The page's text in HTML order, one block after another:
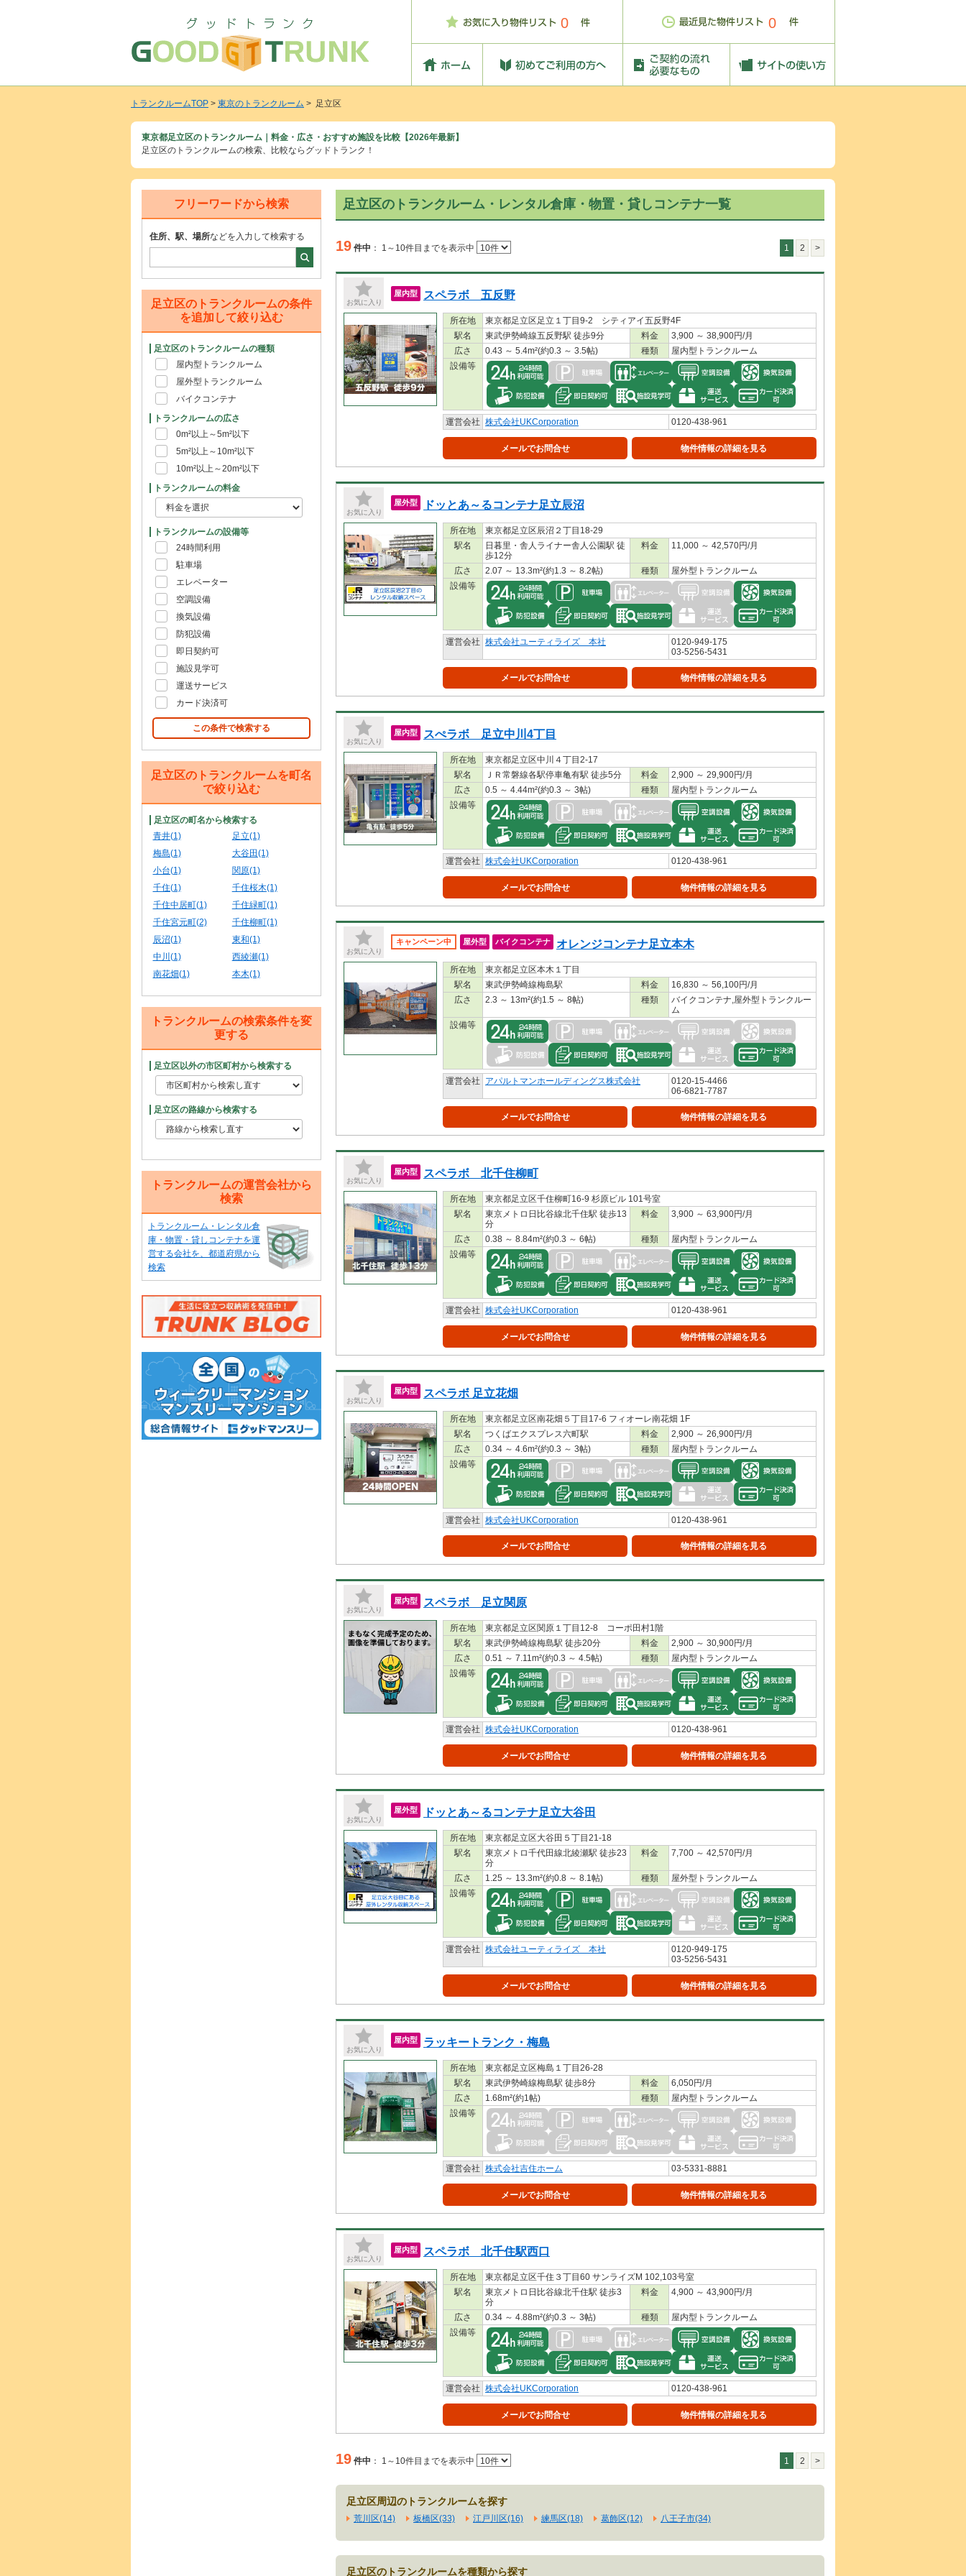
0 0
トランクルームTOP > 東京のトランクルーム > 足立区
東京都足立区のトランクルーム｜料金・広さ・おすすめ施設を比較【2026年最新】
足立区のトランクルームの検索、比較ならグッドトランク！
足立区のトランクルーム・レンタル倉庫・物置・貸しコンテナ一覧
19 件中 ： 1～10件目までを表示中 1 2 >
お気に入り
屋内型 スペラボ 五反野
所在地
東京都足立区足立１丁目9-2 シティアイ五反野4F
駅名
東武伊勢崎線五反野駅 徒歩9分 料金
3,900 ～ 38,900円/月
広さ
0.43 ～ 5.4m²(約0.3 ～ 3.5帖) 種類
屋内型トランクルーム
設備等
運営会社 株式会社UKCorporation 0120-438-961
メールでお問合せ 物件情報の詳細を見る
お気に入り
屋外型 ドッとあ～るコンテナ足立辰沼
所在地
東京都足立区辰沼２丁目18-29
駅名
日暮里・舎人ライナー舎人公園駅 徒
歩12分
料金 11,000 ～ 42,570円/月
広さ 2.07 ～ 13.3m²(約1.3 ～ 8.2帖) 種類
屋外型トランクルーム
設備等
運営会社 株式会社ユーティライズ 本社
0120-949-175
03-5256-5431
メールでお問合せ 物件情報の詳細を見る
お気に入り
屋内型 スぺラボ 足立中川4丁目
所在地
東京都足立区中川４丁目2-17
駅名
ＪＲ常磐線各駅停車亀有駅 徒歩5分 料金
2,900 ～ 29,900円/月
広さ
0.5 ～ 4.44m²(約0.3 ～ 3帖) 種類
屋内型トランクルーム
設備等
運営会社 株式会社UKCorporation 0120-438-961
メールでお問合せ 物件情報の詳細を見る
お気に入り
キャンペーン中 屋外型 バイクコンテナ オレンジコンテナ足立本木
所在地
東京都足立区本木１丁目
駅名
東武伊勢崎線梅島駅 料金
16,830 ～ 56,100円/月
広さ
2.3 ～ 13m²(約1.5 ～ 8帖) 種類
バイクコンテナ,屋外型トランクルー
ム
設備等
運営会社 アパルトマンホールディングス株式会社
0120-15-4466
06-6821-7787
メールでお問合せ 物件情報の詳細を見る
お気に入り
屋内型 スペラボ 北千住柳町
所在地
東京都足立区千住柳町16-9 杉原ビル 101号室
駅名
東京メトロ日比谷線北千住駅 徒歩13
分
料金 3,900 ～ 63,900円/月
広さ 0.38 ～ 8.84m²(約0.3 ～ 6帖) 種類
屋内型トランクルーム
設備等
運営会社 株式会社UKCorporation 0120-438-961
メールでお問合せ 物件情報の詳細を見る
お気に入り
屋内型 スペラボ 足立花畑
所在地
東京都足立区南花畑５丁目17-6 フィオーレ南花畑 1F
駅名
つくばエクスプレス六町駅 料金
2,900 ～ 26,900円/月
広さ
0.34 ～ 4.6m²(約0.3 ～ 3帖) 種類
屋内型トランクルーム
設備等
運営会社 株式会社UKCorporation 0120-438-961
メールでお問合せ 物件情報の詳細を見る
お気に入り
屋内型 スペラボ 足立関原
所在地
東京都足立区関原１丁目12-8 コーポ田村1階
駅名
東武伊勢崎線梅島駅 徒歩20分 料金
2,900 ～ 30,900円/月
広さ
0.51 ～ 7.11m²(約0.3 ～ 4.5帖) 種類
屋内型トランクルーム
設備等
運営会社 株式会社UKCorporation 0120-438-961
メールでお問合せ 物件情報の詳細を見る
お気に入り
屋外型 ドッとあ～るコンテナ足立大谷田
所在地
東京都足立区大谷田５丁目21-18
駅名
東京メトロ千代田線北綾瀬駅 徒歩23
分
料金 7,700 ～ 42,570円/月
広さ 1.25 ～ 13.3m²(約0.8 ～ 8.1帖) 種類
屋外型トランクルーム
設備等
運営会社 株式会社ユーティライズ 本社
0120-949-175
03-5256-5431
メールでお問合せ 物件情報の詳細を見る
お気に入り
屋内型 ラッキートランク・梅島
所在地
東京都足立区梅島１丁目26-28
駅名
東武伊勢崎線梅島駅 徒歩8分 料金
6,050円/月
広さ
1.68m²(約1帖) 種類
屋内型トランクルーム
設備等
運営会社 株式会社吉住ホーム 03-5331-8881
メールでお問合せ 物件情報の詳細を見る
お気に入り
屋内型 スペラボ 北千住駅西口
所在地
東京都足立区千住３丁目60 サンライズM 102,103号室
駅名
東京メトロ日比谷線北千住駅 徒歩3
分
料金 4,900 ～ 43,900円/月
広さ 0.34 ～ 4.88m²(約0.3 ～ 3帖) 種類
屋内型トランクルーム
設備等
運営会社 株式会社UKCorporation 0120-438-961
メールでお問合せ 物件情報の詳細を見る
19 件中 ： 1～10件目までを表示中 1 2 >
足立区周辺のトランクルームを探す
荒川区(14) 板橋区(33) 江戸川区(16) 練馬区(18) 葛飾区(12) 八王子市(34)
足立区のトランクルームを種類から探す
フリーワードから検索
住所、駅、場所などを入力して検索する
足立区のトランクルームの条件
を追加して絞り込む
足立区のトランクルームの種類
屋内型トランクルーム
屋外型トランクルーム
バイクコンテナ
トランクルームの広さ
0m²以上～5m²以下
5m²以上～10m²以下
10m²以上～20m²以下
トランクルームの料金
トランクルームの設備等
24時間利用
駐車場
エレベーター
空調設備
換気設備
防犯設備
即日契約可
施設見学可
運送サービス
カード決済可
この条件で検索する
足立区のトランクルームを町名
で絞り込む
足立区の町名から検索する
青井(1)
足立(1)
梅島(1)
大谷田(1)
小台(1)
関原(1)
千住(1)
千住桜木(1)
千住中居町(1)
千住緑町(1)
千住宮元町(2)
千住柳町(1)
辰沼(1)
東和(1)
中川(1)
西綾瀬(1)
南花畑(1)
本木(1)
トランクルームの検索条件を変
更する
足立区以外の市区町村から検索する
足立区の路線から検索する
トランクルームの運営会社から
検索
トランクルーム・レンタル倉
庫・物置・貸しコンテナを運
営する会社を、都道府県から
検索